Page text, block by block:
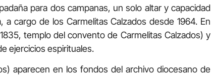
para dos campanas, un solo altar y capacidad
cargo de los Carmelitas Calzados desde 1964. En
templo del convento de Carmelitas Calzados) y
ejercicios espirituales.
aparecen en los fondos del archivo diocesano de